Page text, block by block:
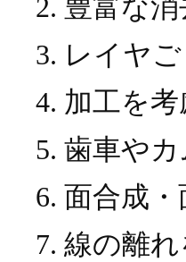
豊富な
レイヤ
加工を
歯車や
面合成
線の離